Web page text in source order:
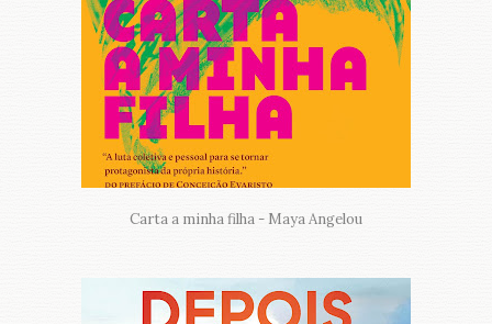
Carta a minha filha - Maya Angelou